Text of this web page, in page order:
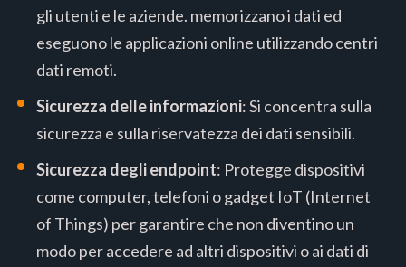
gli utenti e le aziende. memorizzano i dati ed
eseguono le applicazioni online utilizzando centri
dati remoti.
Sicurezza delle informazioni: Si concentra sulla
sicurezza e sulla riservatezza dei dati sensibili.
Sicurezza degli endpoint: Protegge dispositivi
come computer, telefoni o gadget IoT (Internet
of Things) per garantire che non diventino un
modo per accedere ad altri dispositivi o ai dati di